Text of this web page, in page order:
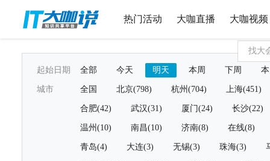
热门活动 大咖直播 大咖视频
起始日期 全部 今天 明天 本周 下周
城市 全国 北京(798) 杭州(704) 上海(451)
合肥(42) 武汉(31) 厦门(24) 长沙(22)
温州(10) 南昌(10) 济南(8) 在线(8)
青岛(4) 大连(3) 无锡(3) 珠海(3)